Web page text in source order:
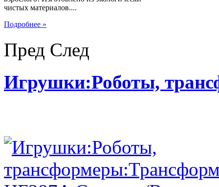
чистых материалов....
Подробнее »
Пред След
Игрушки:Роботы,